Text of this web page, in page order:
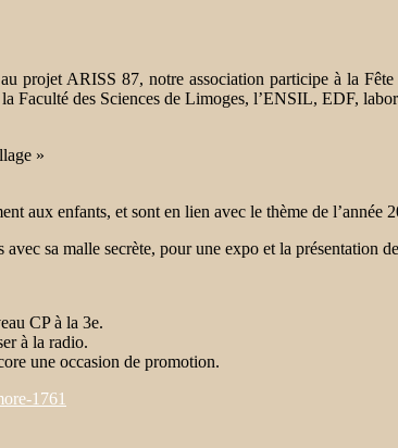
projet ARISS 87, notre association participe à la
Faculté des Sciences de Limoges, l’ENSIL, EDF,
»
aux enfants, et sont en lien avec le thème de l’année
sa malle secrète, pour une expo et la présentation
CP à la 3e.
à la radio.
une occasion de promotion.
1761